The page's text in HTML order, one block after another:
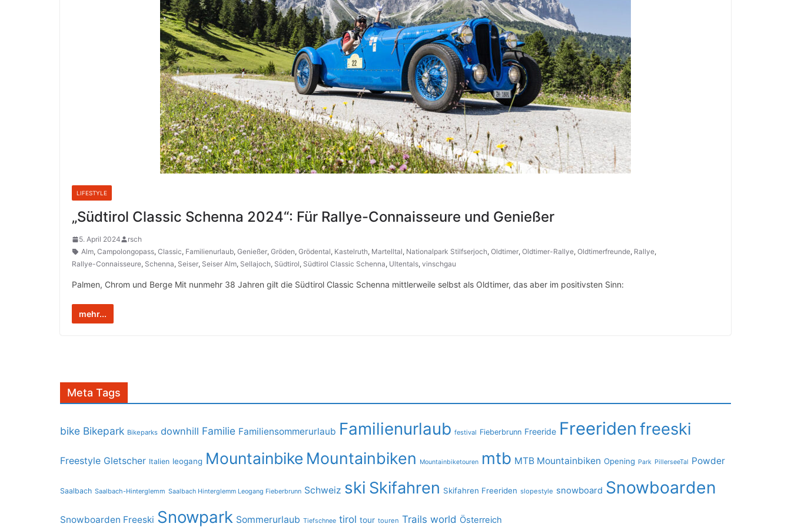
LIFESTYLE
„Südtirol Classic Schenna 2024“: Für Rallye-Connaisseure und Genießer
5. April 2024
rsch
Alm, Campolongopass, Classic, Familienurlaub, Genießer, Gröden, Grödental, Kastelruth, Martelltal, Nationalpark Stilfserjoch, Oldtimer, Oldtimer-Rallye, Oldtimerfreunde, Rallye,
Rallye-Connaisseure, Schenna, Seiser, Seiser Alm, Sellajoch, Südtirol, Südtirol Classic Schenna, Ultentals, vinschgau
Palmen, Chrom und Berge Mit nunmehr 38 Jahren gilt die Südtirol Classic Schenna mittlerweile selbst als Oldtimer, das aber im positivsten Sinn:
mehr...
Meta Tags
bike Bikepark Bikeparks downhill Familie Familiensommerurlaub Familienurlaub festival Fieberbrunn Freeride Freeriden freeski
Freestyle Gletscher Italien leogang Mountainbike Mountainbiken Mountainbiketouren mtb MTB Mountainbiken Opening Park PillerseeTal Powder
Saalbach Saalbach-Hinterglemm Saalbach Hinterglemm Leogang Fieberbrunn Schweiz ski Skifahren Skifahren Freeriden slopestyle snowboard Snowboarden
Snowboarden Freeski Snowpark Sommerurlaub Tiefschnee tirol tour touren Trails world Österreich